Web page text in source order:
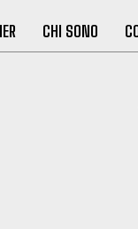
CHI SONO